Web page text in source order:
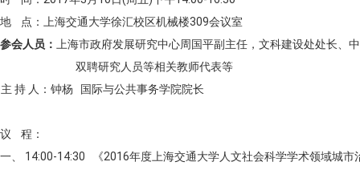
地
点： 上海交通大学徐汇校区机械楼309会议室
参会人员：
上海市政府发展研究中心周国平副主任，文科建设处处长
双聘研究人员等相关教师代表等
主 持 人： 钟杨 国际与公共事务学院院长
议
程：
一、 14:00-14:30
《2016年度上海交通大学人文社会科学学术领域城